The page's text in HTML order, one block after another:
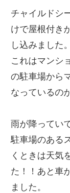
チャイルドシ
けで屋根付き
し込みました。
これはマンシ
の駐車場から
なっているの
雨が降ってい
駐車場のある
くときは天気
た！！あと車
ました。